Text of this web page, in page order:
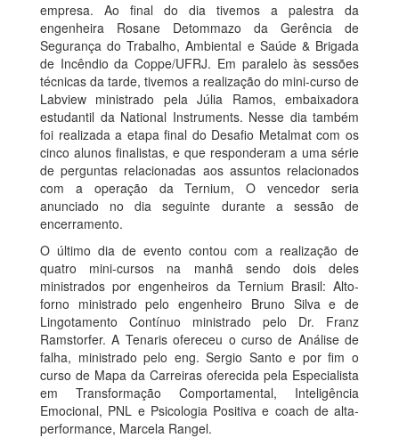
empresa. Ao final do dia tivemos a palestra da
engenheira Rosane Detommazo da Gerência de
Segurança do Trabalho, Ambiental e Saúde & Brigada
de Incêndio da Coppe/UFRJ. Em paralelo às sessões
técnicas da tarde, tivemos a realização do mini-curso de
Labview ministrado pela Júlia Ramos, embaixadora
estudantil da National Instruments. Nesse dia também
foi realizada a etapa final do Desafio Metalmat com os
cinco alunos finalistas, e que responderam a uma série
de perguntas relacionadas aos assuntos relacionados
com a operação da Ternium, O vencedor seria
anunciado no dia seguinte durante a sessão de
encerramento.
O último dia de evento contou com a realização de
quatro mini-cursos na manhã sendo dois deles
ministrados por engenheiros da Ternium Brasil: Alto-
forno ministrado pelo engenheiro Bruno Silva e de
Lingotamento Contínuo ministrado pelo Dr. Franz
Ramstorfer. A Tenaris ofereceu o curso de Análise de
falha, ministrado pelo eng. Sergio Santo e por fim o
curso de Mapa da Carreiras oferecida pela Especialista
em Transformação Comportamental, Inteligência
Emocional, PNL e Psicologia Positiva e coach de alta-
performance, Marcela Rangel.